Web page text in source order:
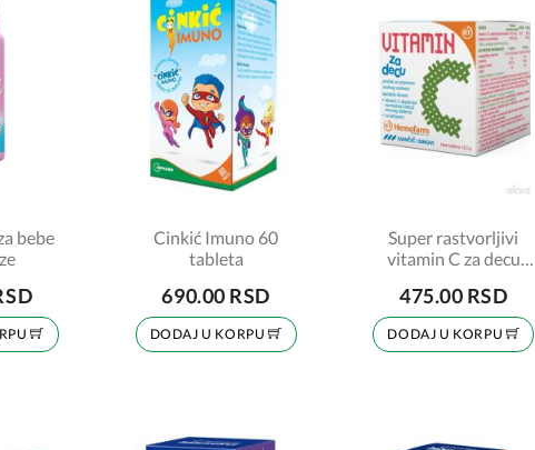
bebe
Cinkić Imuno 60
tableta
690.00 RSD
DODAJ U KORPU
Super rastvorljivi
vitamin C za decu
475.00 RSD
DODAJ U KORPU